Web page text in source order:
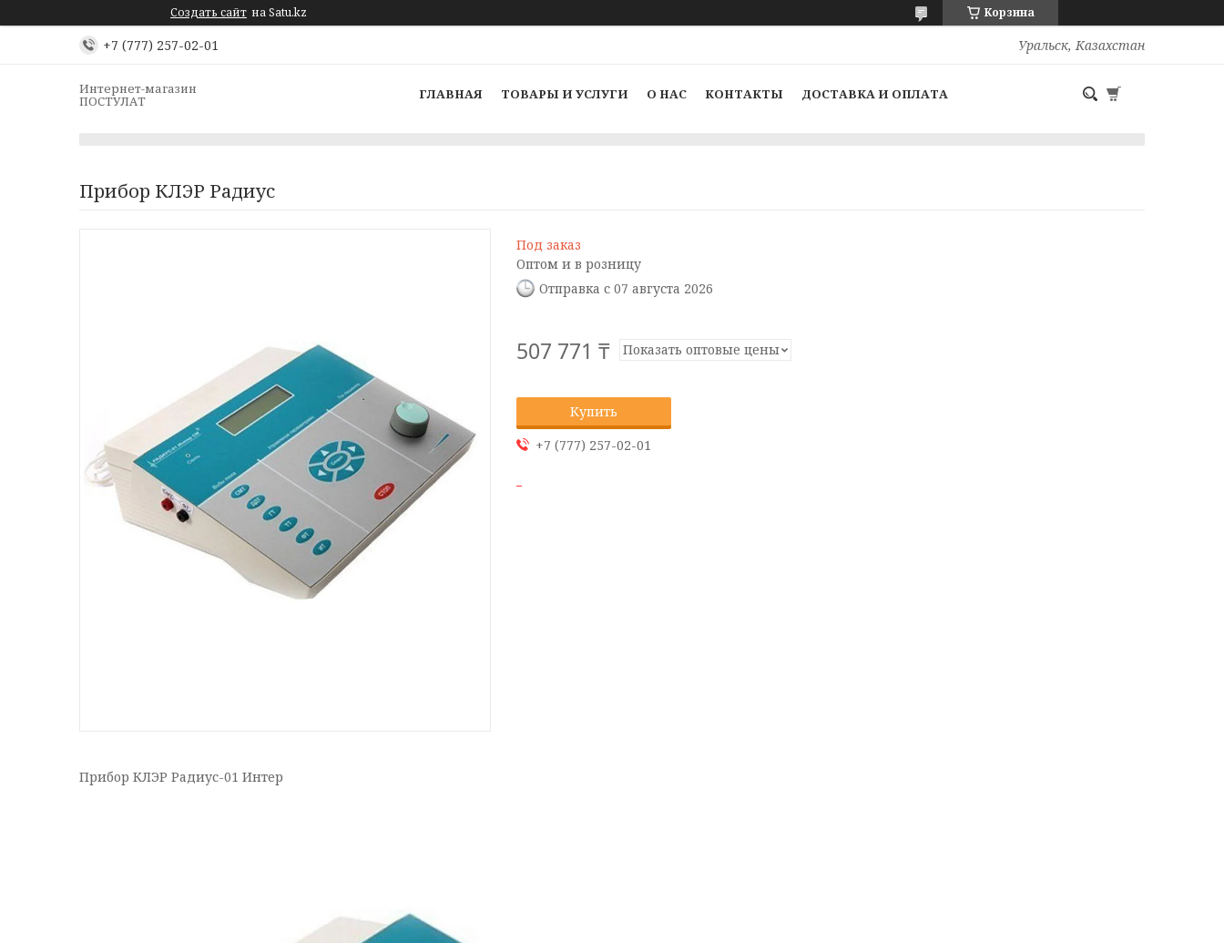
Создать сайт на Satu.kz Корзина
+7 (777) 257-02-01 Уральск, Казахстан
Интернет-магазин
ПОСТУЛАТ ГЛАВНАЯ ТОВАРЫ И УСЛУГИ О НАС КОНТАКТЫ ДОСТАВКА И ОПЛАТА
Прибор КЛЭР Радиус
Под заказ
Оптом и в розницу
Отправка с 07 августа 2026
507 771 ₸ Показать оптовые цены
Купить
+7 (777) 257-02-01
Прибор КЛЭР Радиус-01 Интер